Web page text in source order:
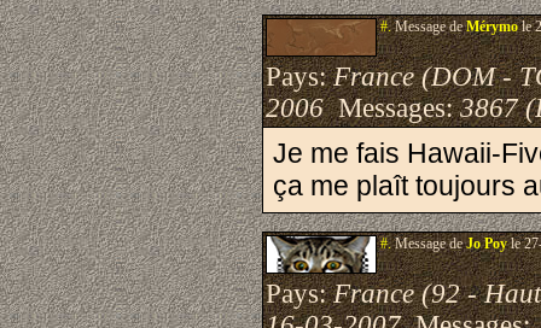
#.Message deMérymole
Pays:France (DOM -
2006Messages:3867
Je me fais Hawaii-
ça me plaît toujours
#.Message deJo Poyle
Pays:France (92 -